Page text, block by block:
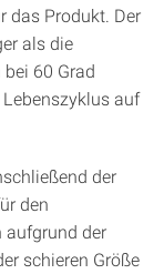
das Produkt. Der
als die
60 Grad
auf
der
den
aufgrund der
schieren Größe